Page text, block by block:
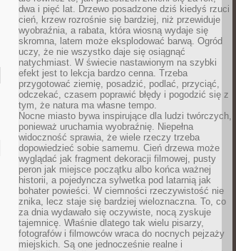
dwa i pięć lat. Drzewo posadzone dziś kiedyś rzuci
cień, krzew rozrośnie się bardziej, niż przewiduje
wyobraźnia, a rabata, która wiosną wydaje się
skromna, latem może eksplodować barwą. Ogród
uczy, że nie wszystko daje się osiągnąć
natychmiast. W świecie nastawionym na szybki
efekt jest to lekcja bardzo cenna. Trzeba
przygotować ziemię, posadzić, podlać, przyciąć,
odczekać, czasem poprawić błędy i pogodzić się z
tym, że natura ma własne tempo.
Nocne miasto bywa inspirujące dla ludzi twórczych,
ponieważ uruchamia wyobraźnię. Niepełna
widoczność sprawia, że wiele rzeczy trzeba
dopowiedzieć sobie samemu. Cień drzewa może
wyglądać jak fragment dekoracji filmowej, pusty
peron jak miejsce początku albo końca ważnej
historii, a pojedyncza sylwetka pod latarnią jak
bohater powieści. W ciemności rzeczywistość nie
znika, lecz staje się bardziej wieloznaczna. To, co
za dnia wydawało się oczywiste, nocą zyskuje
tajemnicę. Właśnie dlatego tak wielu pisarzy,
fotografów i filmowców wraca do nocnych pejzaży
miejskich. Są one jednocześnie realne i